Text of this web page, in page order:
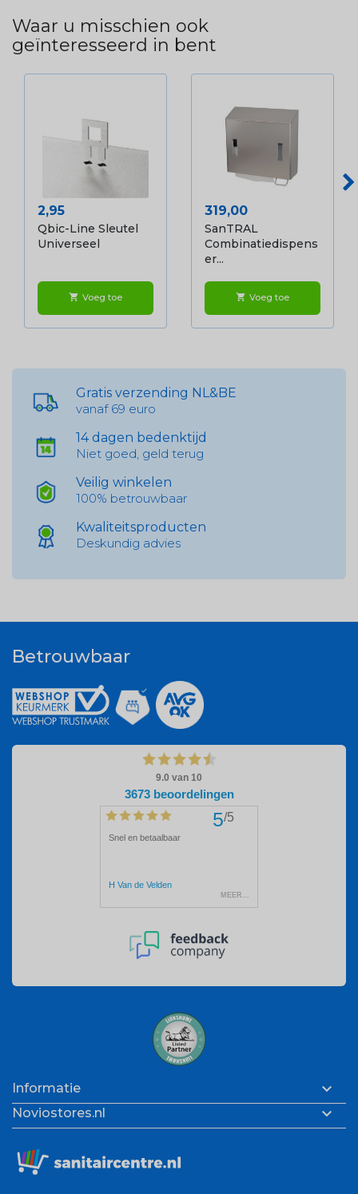
Waar u misschien ook
geïnteresseerd in bent
Prijs
2,95
Qbic-Line Sleutel
Universeel
shopping_cart Voeg toe
Prijs
319,00
SanTRAL
Combinatiedispens
Er...
shopping_cart Voeg toe
Gratis verzending NL&BE
vanaf 69 euro
14 dagen bedenktijd
Niet goed, geld terug
Veilig winkelen
100% betrouwbaar
Kwaliteitsproducten
Deskundig advies
Betrouwbaar
Informatie 
Noviostores.nl 